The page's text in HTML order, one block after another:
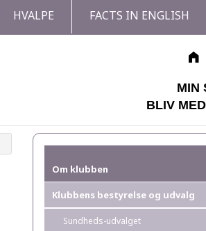
HVALPE FACTS IN ENGLISH
MIN
BLIV
Om klubben
Klubbens bestyrelse og udvalg
Sundheds-udvalget